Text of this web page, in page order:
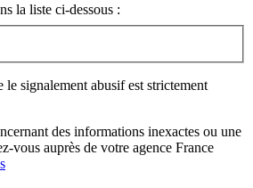
la liste ci-dessous :
le signalement abusif est strictement
des informations inexactes ou une
vous auprès de votre agence France